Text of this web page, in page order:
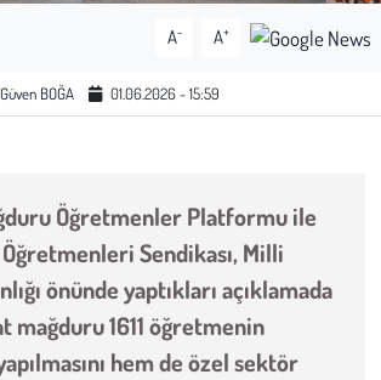
A- A+
Güven BOĞA 01.06.2026 - 15:59
Öğretmenler Platformu ile
Sendikası, Milli
önünde yaptıkları açıklamada
mağduru 1611 öğretmenin
hem de özel sektör